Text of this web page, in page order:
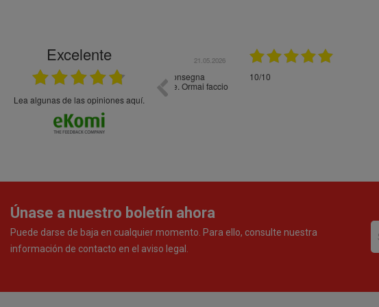
Excelente
Lea algunas de las opiniones aquí.
En general bien. Un zumo de melocotón vino roto por
debajo, perdía liquido
Únase a nuestro boletín ahora
Puede darse de baja en cualquier momento. Para ello, consulte nuestra
información de contacto en el aviso legal.